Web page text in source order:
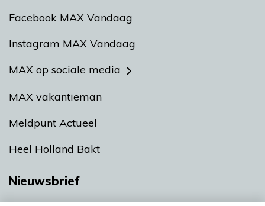
Facebook MAX Vandaag
Instagram MAX Vandaag
MAX op sociale media
MAX vakantieman
Meldpunt Actueel
Heel Holland Bakt
Nieuwsbrief